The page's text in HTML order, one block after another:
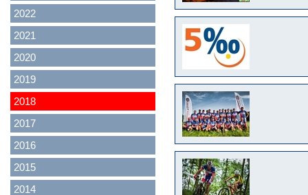
2022
2021
2020
2019
2018
2017
2016
2015
2014